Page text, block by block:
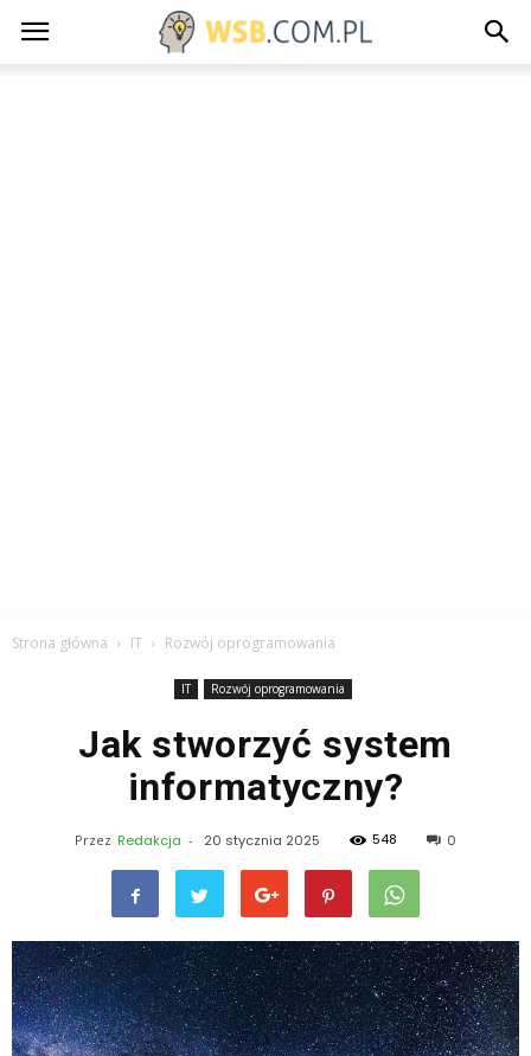
Strona główna IT Rozwój oprogramowania
IT Rozwój oprogramowania
Jak stworzyć system
informatyczny?
Przez Redakcja - 20 stycznia 2025 548 0